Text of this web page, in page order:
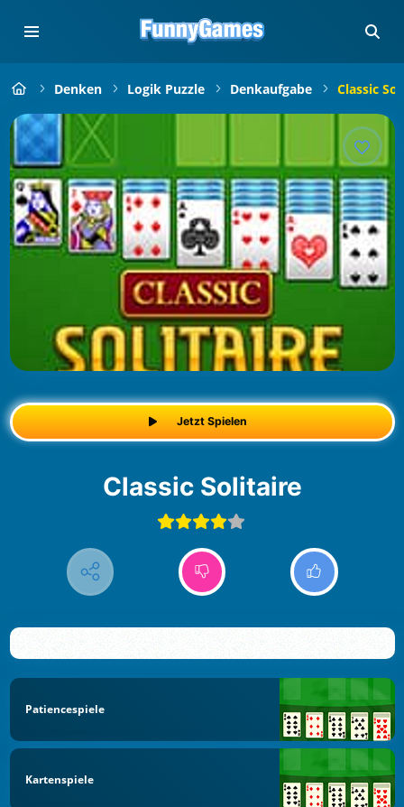
Denken Logik Puzzle Denkaufgabe Classic
Jetzt Spielen
Classic Solitaire
Patiencespiele
Kartenspiele